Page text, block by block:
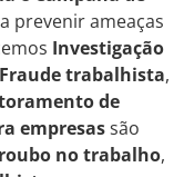
prevenir ameaças
Investigação
Fraude trabalhista,
de
empresassão
no trabalho,